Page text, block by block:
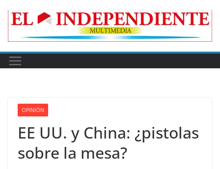
OPINIÓN
EE UU. y China: ¿pistolas
sobre la mesa?